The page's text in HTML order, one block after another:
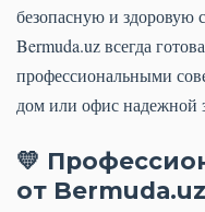
безопасную и здоровую
Bermuda.uz всегда
профессиональными
дом или офис надежной
💛
от